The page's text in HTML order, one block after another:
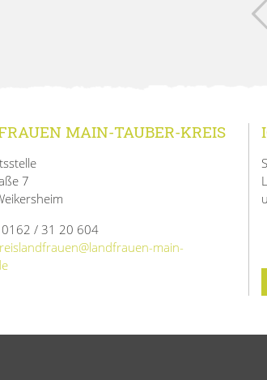
MAIN-TAUBER-KREIS
7
0162 / 31 20 604
main-